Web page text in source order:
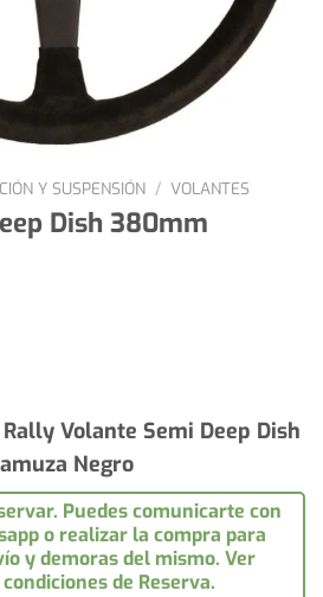
Y SUSPENSIÓN / VOLANTES
Dish 380mm
Volante Semi Deep Dish
Negro
Puedes comunicarte con
o realizar la compra para
y demoras del mismo. Ver
de Reserva.